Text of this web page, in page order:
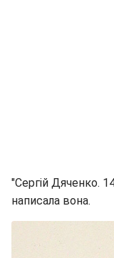
"Сергій Дяченко.
написала вона.